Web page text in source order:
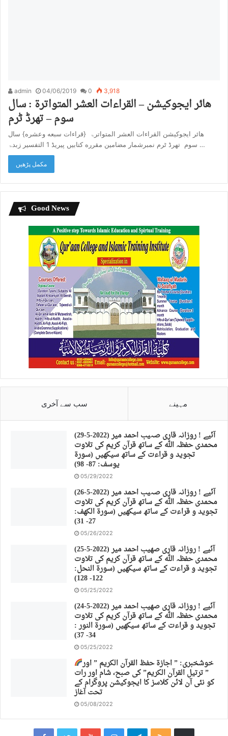
admin 04/06/2019 0 3,918
هائر ایجوکیشن – القراءات العشر المتواترۃ : سال
سوم – تھرڈ ٹرم
هائر ایجوکیشن القراءات العشر المتواترۃ {قراءات سبعه وعشره} سال
سوم تھرڈ ٹرم نمبرشمار مضامین مقرره کتابیں پیریڈ 1 التفسیر زبدۃ …
مکمل پڑھیں
Good News
سب سے آخری مہینے
(29-5-2022) آئیے ! روزانہ قاری صہیب احمد میر
محمدی حفظہ اللہ کے ساتھ قرآن کریم کی تلاوت
تجوید و قراءت کے ساتھ سیکھیں (سورة
يوسف: 87- 98)
05/29/2022
(26-5-2022) آئیے ! روزانہ قاری صہیب احمد میر
محمدی حفظہ اللہ کے ساتھ قرآن کریم کی تلاوت
تجوید و قراءت کے ساتھ سیکھیں (سورة الكهف:
27- 31)
05/26/2022
(25-5-2022) آئیے ! روزانہ قاری صهیب احمد میر
محمدی حفظہ اللہ کے ساتھ قرآن کریم کی تلاوت
تجوید و قراءت کے ساتھ سیکھیں (سورة النحل:
122- 128)
05/25/2022
(24-5-2022) آئیے ! روزانہ قاری صهیب احمد میر
محمدی حفظہ اللہ کے ساتھ قرآن کریم کی تلاوت
تجوید و قراءت کے ساتھ سیکھیں (سورة النور :
34- 37)
05/25/2022
خوشخبری: ” اجازة حفظ القرآن الكريم ” اور
” ترتیل القرآن الكريم” کی صبح، شام اور رات
کو نئی آن لائن کلاسز کا ایجوکیشن پروگرام کے
تحت آغاز
05/08/2022